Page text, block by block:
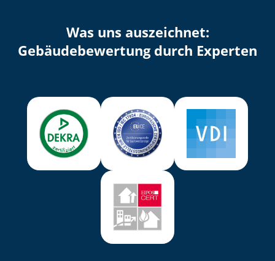
Was uns auszeichnet:
Ge­bäu­de­be­wer­tung durch Experten